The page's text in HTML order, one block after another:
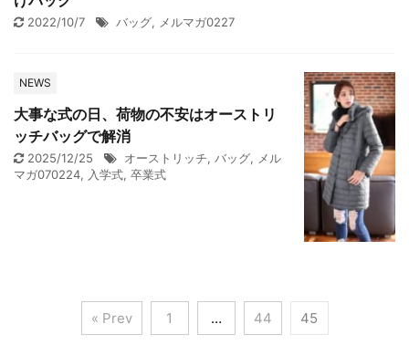
2022/10/7 バッグ, メルマガ0227
NEWS
大事な式の日、荷物の不安はオーストリ
ッチバッグで解消
2025/12/25 オーストリッチ, バッグ, メル
マガ070224, 入学式, 卒業式
« Prev 1 … 44 45